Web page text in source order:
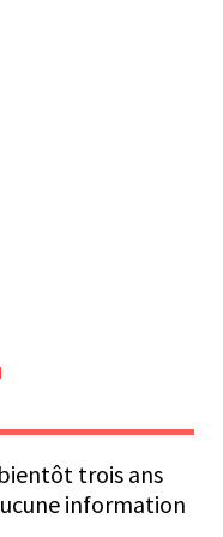
trois ans
information